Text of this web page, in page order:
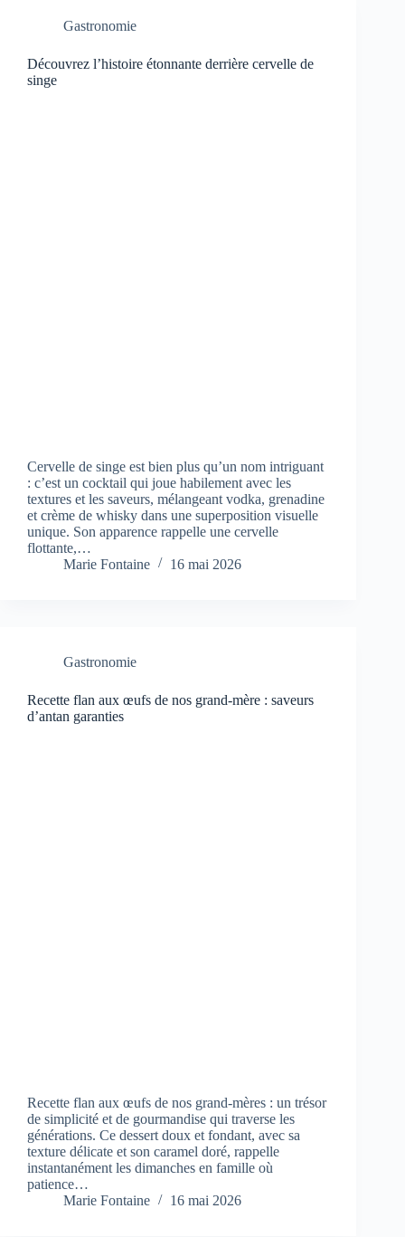
Gastronomie
Découvrez l’histoire étonnante derrière cervelle de
singe
Cervelle de singe est bien plus qu’un nom intriguant
: c’est un cocktail qui joue habilement avec les
textures et les saveurs, mélangeant vodka, grenadine
et crème de whisky dans une superposition visuelle
unique. Son apparence rappelle une cervelle
flottante,…
Marie Fontaine
16 mai 2026
Gastronomie
Recette flan aux œufs de nos grand-mère : saveurs
d’antan garanties
Recette flan aux œufs de nos grand-mères : un trésor
de simplicité et de gourmandise qui traverse les
générations. Ce dessert doux et fondant, avec sa
texture délicate et son caramel doré, rappelle
instantanément les dimanches en famille où
patience…
Marie Fontaine
16 mai 2026